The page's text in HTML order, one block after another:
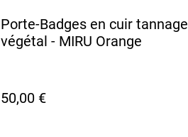
Porte-Badges en cuir tannage
végétal - MIRU Orange
50,00 €